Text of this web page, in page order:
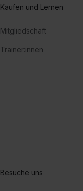
RL Grime
Kaufen und Lernen
Mitgliedschaft
Trainer:innen
Besuche uns